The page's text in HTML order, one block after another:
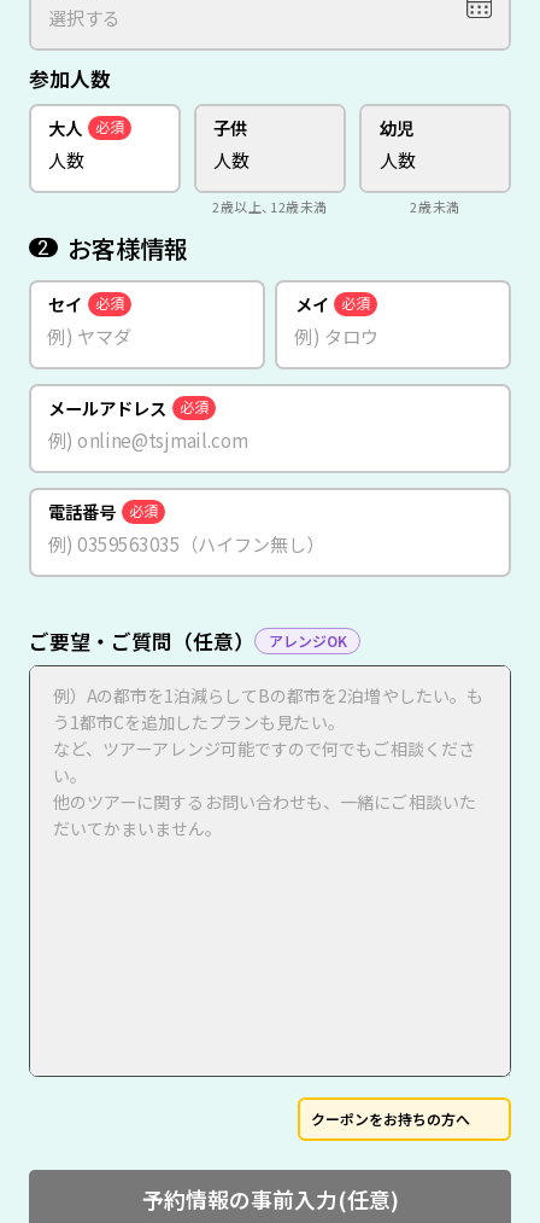
参加人数
大人 必須 子供
2歳以上、12歳未満
幼児
2歳未満
2 お客様情報
セイ 必須 メイ 必須
メールアドレス 必須
電話番号 必須
ご要望・ご質問（任意） アレンジOK
クーポンをお持ちの方へ
予約情報の事前入力(任意)